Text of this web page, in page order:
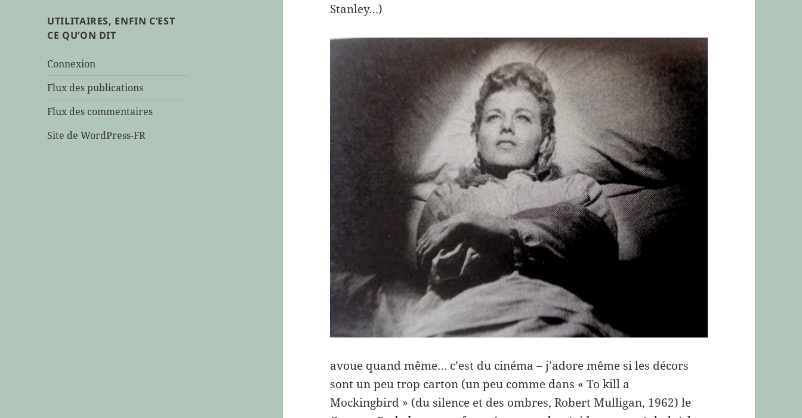
maison[s]témoin,
bah,
en
ça
fait
UTILITAIRES, ENFIN C’EST
CE QU’ON DIT
Connexion
Flux des publications
Flux des commentaires
Site de WordPress-FR
Stanley…)
avoue quand même… c’est du cinéma – j’adore même si les décors
sont un peu trop carton (un peu comme dans « To kill a
Mockingbird » (du silence et des ombres, Robert Mulligan, 1962) le